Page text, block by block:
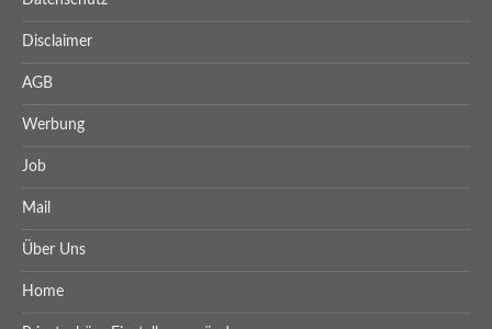
Disclaimer
AGB
Werbung
Job
Mail
Über Uns
Home